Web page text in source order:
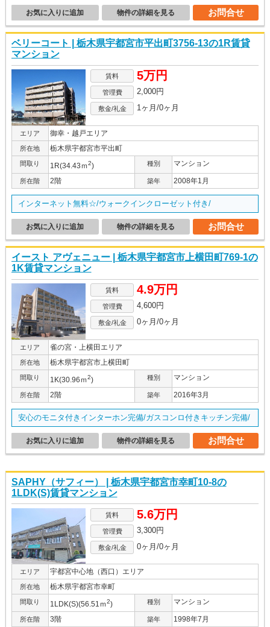
お問合せ
物件の詳細を見る
お気に入りに追加
ベリーコート | 栃木県宇都宮市平出町3756-13の1R賃貸
マンション
賃料 5万円
管理費 2,000円
敷金/礼金 1ヶ月/0ヶ月
エリア 御幸・越戸エリア
所在地 栃木県宇都宮市平出町
間取り 1R(34.43ｍ2) 種別 マンション
所在階 2階 築年 2008年1月
インターネット無料☆/ウォークインクローゼット付き/
お問合せ
物件の詳細を見る
お気に入りに追加
イースト アヴェニュー | 栃木県宇都宮市上横田町769-1の
1K賃貸マンション
賃料 4.9万円
管理費 4,600円
敷金/礼金 0ヶ月/0ヶ月
エリア 雀の宮・上横田エリア
所在地 栃木県宇都宮市上横田町
間取り 1K(30.96ｍ2) 種別 マンション
所在階 2階 築年 2016年3月
安心のモニタ付きインターホン完備/ガスコンロ付きキッチン完備/
お問合せ
物件の詳細を見る
お気に入りに追加
SAPHY（サフィー） | 栃木県宇都宮市幸町10-8の
1LDK(S)賃貸マンション
賃料 5.6万円
管理費 3,300円
敷金/礼金 0ヶ月/0ヶ月
エリア 宇都宮中心地（西口）エリア
所在地 栃木県宇都宮市幸町
間取り 1LDK(S)(56.51ｍ2) 種別 マンション
所在階 3階 築年 1998年7月